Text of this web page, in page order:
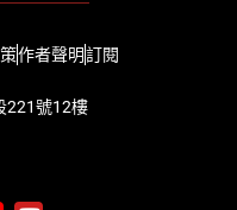
作者聲明訂閱
221號12樓